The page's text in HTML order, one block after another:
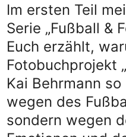
Im ersten Teil
Serie „Fußball &
Euch erzählt,
Fotobuchprojekt
Kai Behrmann
wegen des
sondern wegen